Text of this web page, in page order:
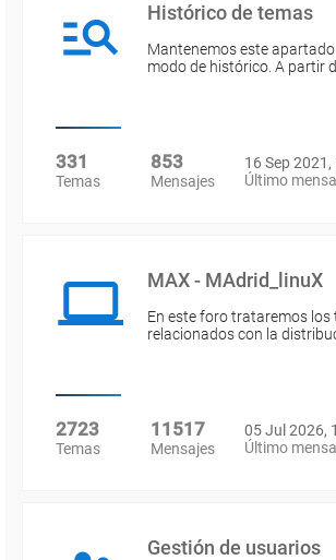
Histórico de temas
Mantenemos este
modo de histórico. A partir
331
Temas
853
Mensajes
16 Sep 2021,
Último
MAX - MAdrid_linuX
En este foro trataremos los
relacionados con la
2723
Temas
11517
Mensajes
05 Jul 2026,
Último
Gestión de usuarios